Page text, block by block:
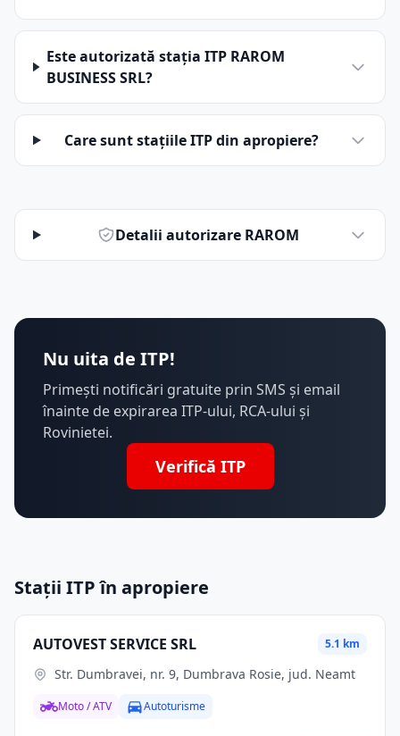
Este autorizată stația ITP RAROM
BUSINESS SRL?
Care sunt stațiile ITP din apropiere?
Detalii autorizare RAROM
Nu uita de ITP!
Primești notificări gratuite prin SMS și email
înainte de expirarea ITP-ului, RCA-ului și
Rovinietei.
Verifică ITP
Stații ITP în apropiere
AUTOVEST SERVICE SRL 5.1 km
Str. Dumbravei, nr. 9, Dumbrava Rosie, jud. Neamt
Moto / ATV Autoturisme